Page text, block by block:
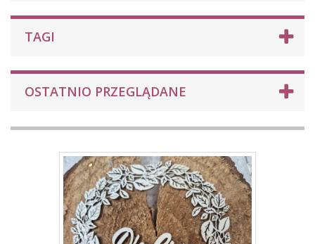
TAGI
OSTATNIO PRZEGLĄDANE